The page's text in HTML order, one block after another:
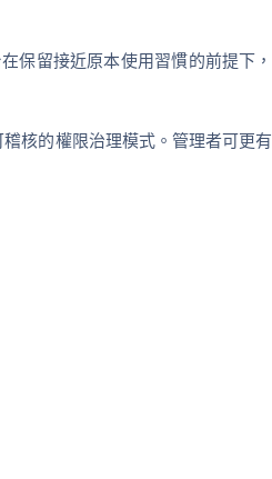
保留接近原本使用習慣的前提下，
核的權限治理模式。管理者可更有